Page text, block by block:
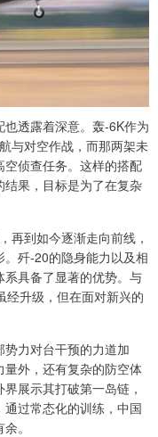
透露着深意。轰-6K作为
与对空作战，而那两架未
侦查任务。这样的搭配
果，目标是为了在复杂
再到如今逐渐走向前线，
歼-20的隐身能力以及相
具备了显著的优势。与
经升级，但在面对新兴的
力对台干预的力道加
外，还有复杂的防空体
展示其打破第一岛链，
过常态化的训练，中国
。